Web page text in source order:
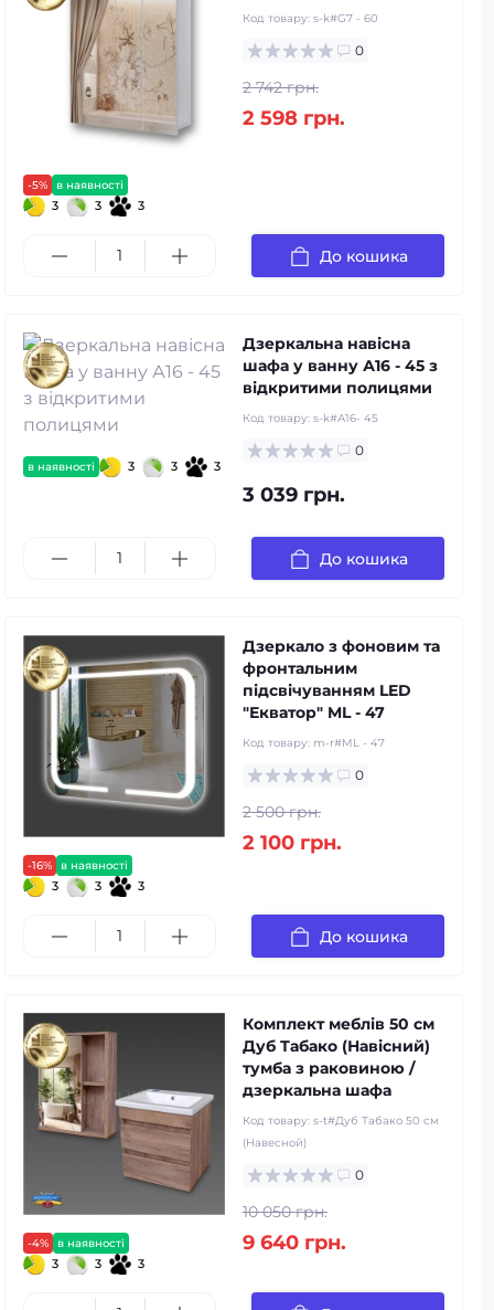
-5% в наявності
3 3 3
Код товару: s-k#G7 - 60
0
2 742 грн.
2 598 грн.
До кошика
в наявності 3 3 3
Дзеркальна навісна
шафа у ванну А16 - 45 з
відкритими полицями
Код товару: s-k#А16- 45
0
3 039 грн.
До кошика
-16% в наявності
3 3 3
Дзеркало з фоновим та
фронтальним
підсвічуванням LED
"Екватор" ML - 47
Код товару: m-r#ML - 47
0
2 500 грн.
2 100 грн.
До кошика
-4% в наявності
3 3 3
Комплект меблів 50 см
Дуб Табако (Навісний)
тумба з раковиною /
дзеркальна шафа
Код товару: s-t#Дуб Табако 50 см
(Навесной)
0
10 050 грн.
9 640 грн.